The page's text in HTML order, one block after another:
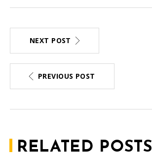
NEXT POST
PREVIOUS POST
RELATED POSTS